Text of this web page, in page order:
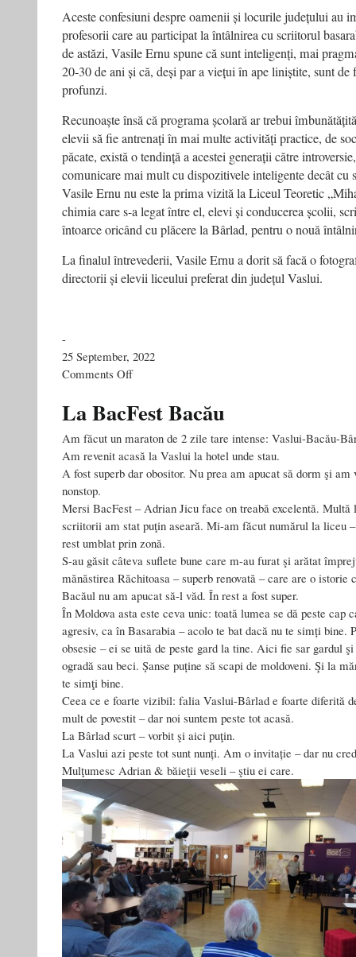
Aceste confesiuni despre oamenii și locurile județului au
profesorii care au participat la întâlnirea cu scriitorul
de astăzi, Vasile Ernu spune că sunt inteligenți, mai
20-30 de ani și că, deși par a viețui în ape liniștite, sunt
profunzi.
Recunoaște însă că programa școlară ar trebui
elevii să fie antrenați în mai multe activități practice, de
păcate, există o tendință a acestei generații către
comunicare mai mult cu dispozitivele inteligente decât cu
Vasile Ernu nu este la prima vizită la Liceul Teoretic
chimia care s-a legat între el, elevi și conducerea școlii,
întoarce oricând cu plăcere la Bârlad, pentru o nouă
La finalul întrevederii, Vasile Ernu a dorit să facă o
directorii și elevii liceului preferat din județul Vaslui.
-
25 September, 2022
Comments Offon
vrea
reabiliteze
imaginea
județului
a
Moldovei
La BacFest Bacău
Am făcut un maraton de 2 zile tare intense: Vaslui-Bacău-
Am revenit acasă la Vaslui la hotel unde stau.
A fost superb dar obositor. Nu prea am apucat să dorm şi
nonstop.
Mersi BacFest – Adrian Jicu face on treabă excelentă. Multă
scriitorii am stat puţin aseară. Mi-am făcut numărul la liceu
rest umblat prin zonă.
S-au găsit câteva suflete bune care m-au furat şi arătat
mănăstirea Răchitoasa – superb renovată – care are o istorie
Bacăul nu am apucat să-l văd. În rest a fost super.
În Moldova asta este ceva unic: toată lumea se dă peste cap
agresiv, ca în Basarabia – acolo te bat dacă nu te simți bine.
obsesie – ei se uită de peste gard la tine. Aici fie sar gardul
ogradă sau beci. Șanse puține să scapi de moldoveni. Şi la
te simţi bine.
Ceea ce e foarte vizibil: falia Vaslui-Bârlad e foarte diferită
mult de povestit – dar noi suntem peste tot acasă.
La Bârlad scurt – vorbit şi aici puţin.
La Vaslui azi peste tot sunt nunți. Am o invitație – dar nu
Mulţumesc Adrian & băieţii veseli – ştiu ei care.